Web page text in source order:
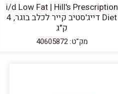
i/d Low Fat | Hill's Prescription
Diet דייג'סטיב קייר לכלב בוגר, 4
ק"ג
מק"ט: 40605872